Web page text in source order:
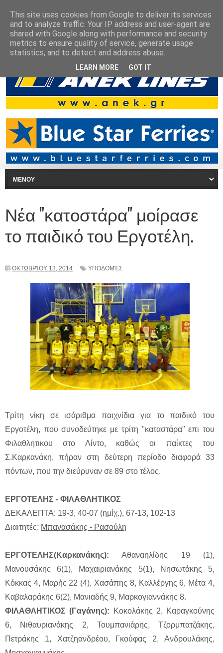
Νέα "κατοστάρα" μοίρασε
το παιδικό του Εργοτέλη.
ΟΚΤΩΒΡΊΟΥ 13, 2014 ΥΠΟΔΟΜΈΣ
Τρίτη νίκη σε ισάριθμα παιχνίδια για το παιδικό του
Εργοτέλη, που συνοδεύτηκε με τρίτη "καταστάρα" επι του
Φιλαθλητικου στο Λίντο, καθώς οι παίκτες του
Σ.Καρκανάκη, πήραν στη δεύτερη περίοδο διαφορά 33
πόντων, που την διεύρυναν σε 89 στο τέλος.
ΕΡΓΟΤΕΛΗΣ - ΦΙΛΑΘΛΗΤΙΚΟΣ
ΔΕΚΑΛΕΠΤΑ: 19-3, 40-07 (ημίχ.), 67-13, 102-13
Διαιτητές: Μπανασάκης - Ρασούλη
ΕΡΓΟΤΕΛΗΣ(Καρκανάκης): Αθαναηλίδης 19 (1),
Μανουσάκης 6(1), Μαχαιριανάκης 5(1), Νησωτάκης 5,
Κόκκας 4, Μαρής 22 (4), Χασάπης 8, Καλλέργης 6, Μέτα 4,
Καβαλαράκης 6(2), Μανιαδής 9, Μαρκογιαννάκης 8.
ΦΙΛΑΘΛΗΤΙΚΟΣ (Γαγάνης): Κοκολάκης 2, Καραγκούνης
6, Νιθαυριανάκης 2, Τουμπανιάρης, Τζορμπατζάκης,
Πετράκης 1, Χατζηανδρέου, Γκούφας 2, Ανδρουλάκης,
This site uses cookies from Google to deliver its services
and to analyze traffic. Your IP address and user-agent are
shared with Google along with performance and security
metrics to ensure quality of service, generate usage
statistics, and to detect and address abuse.
LEARN MORE GOT IT